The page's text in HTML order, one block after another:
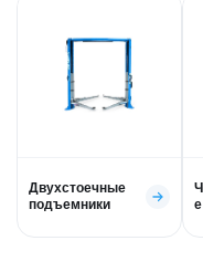
Двухстоечные
подъемники